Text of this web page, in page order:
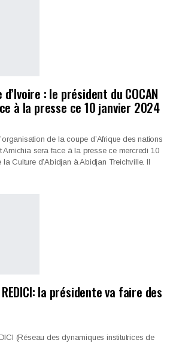
: le président du COCAN
à la presse ce 10 janvier 2024
de la coupe d’Afrique des nations
Amichia sera face à la presse ce mercredi 10
Culture d’Abidjan à Abidjan Treichville. Il
la présidente va faire des
(Réseau des dynamiques institutrices de